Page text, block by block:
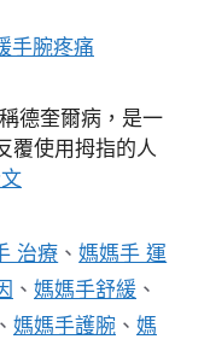
德奎爾病，是一
覆使用拇指的人
治療 、媽媽手 運
、 媽媽手舒緩 、
、 媽媽手護腕 、 媽